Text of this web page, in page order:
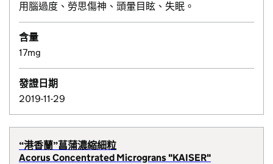
用腦過度、勞思傷神、頭暈目眩、失眠。
含量
17mg
發證日期
2019-11-29
“港香蘭”菖蒲濃縮細粒
Acorus Concentrated Micrograns "KAISER"